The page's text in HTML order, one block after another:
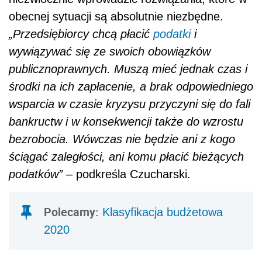
obecnej sytuacji są absolutnie niezbędne.
„Przedsiębiorcy chcą płacić podatkii
wywiązywać się ze swoich obowiązków
publicznoprawnych. Muszą mieć jednak czas i
środki na ich zapłacenie, a brak odpowiedniego
wsparcia w czasie kryzysu przyczyni się do fali
bankructw i w konsekwencji także do wzrostu
bezrobocia. Wówczas nie będzie ani z kogo
ściągać zaległości, ani komu płacić bieżących
podatków”– podkreśla Czucharski.
Polecamy: Klasyfikacja budżetowa
2020